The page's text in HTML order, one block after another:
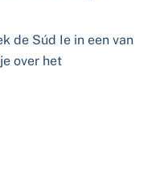
de Súd Ie in een van
over het